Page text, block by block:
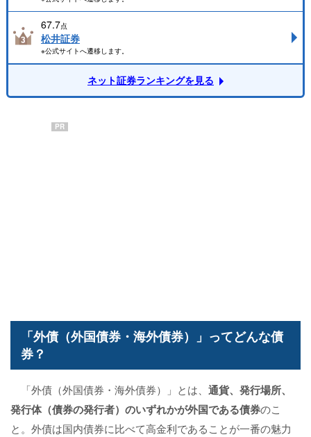
67.7点
松井証券
※公式サイトへ遷移します。
ネット証券ランキングを見る
PR
「外債（外国債券・海外債券）」ってどんな債
券？
「外債（外国債券・海外債券）」とは、 通貨、発行場所、
発行体（債券の発行者）のいずれかが外国である債券のこ
と。外債は国内債券に比べて高金利であることが一番の魅力